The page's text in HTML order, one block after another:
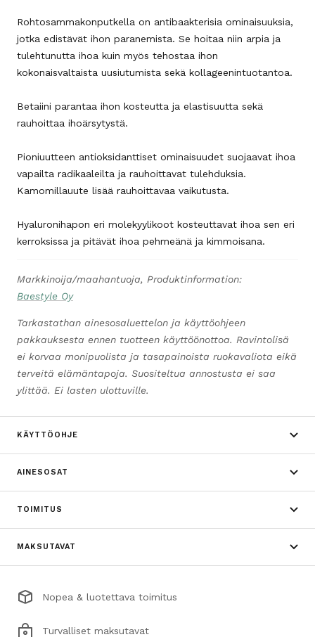
Rohtosammakonputkella on antibaakterisia ominaisuuksia,
jotka edistävät ihon paranemista. Se hoitaa niin arpia ja
tulehtunutta ihoa kuin myös tehostaa ihon
kokonaisvaltaista uusiutumista sekä kollageenintuotantoa.
Betaiini parantaa ihon kosteutta ja elastisuutta sekä
rauhoittaa ihoärsytystä.
Pioniuutteen antioksidanttiset ominaisuudet suojaavat ihoa
vapailta radikaaleilta ja rauhoittavat tulehduksia.
Kamomillauute lisää rauhoittavaa vaikutusta.
Hyaluronihapon eri molekyylikoot kosteuttavat ihoa sen eri
kerroksissa ja pitävät ihoa pehmeänä ja kimmoisana.
Markkinoija/maahantuoja, Produktinformation:
Baestyle Oy
Tarkastathan ainesosaluettelon ja käyttöohjeen
pakkauksesta ennen tuotteen käyttöönottoa. Ravintolisä
ei korvaa monipuolista ja tasapainoista ruokavaliota eikä
terveitä elämäntapoja. Suositeltua annostusta ei saa
ylittää. Ei lasten ulottuville.
KÄYTTÖOHJE
AINESOSAT
TOIMITUS
MAKSUTAVAT
Nopea & luotettava toimitus
Turvalliset maksutavat